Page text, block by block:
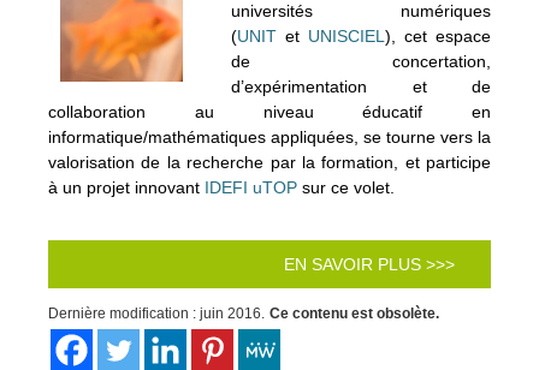
universités numériques
(UNIT et UNISCIEL), cet espace
de concertation,
d’expérimentation et de
collaboration au niveau éducatif en
informatique/mathématiques appliquées, se tourne vers la
valorisation de la recherche par la formation, et participe
à un projet innovant IDEFI uTOP sur ce volet.
EN SAVOIR PLUS >>>
Dernière modification : juin 2016. Ce contenu est obsolète.